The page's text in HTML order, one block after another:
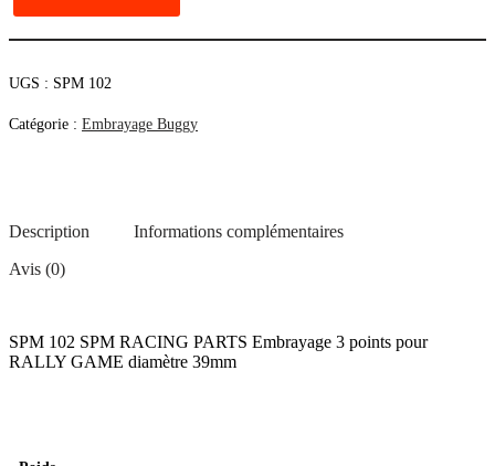
PARTS
3
diam
UGS : SPM 102
Catégorie : Embrayage Buggy
Description
Informations complémentaires
Avis (0)
SPM 102 SPM RACING PARTS Embrayage 3 points pour
RALLY GAME diamètre 39mm